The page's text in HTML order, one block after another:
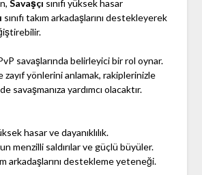
Savaşçı sınıfı yüksek hasar
sınıfı takım arkadaşlarını destekleyerek
savaşlarında belirleyici bir rol oynar.
zayıf yönlerini anlamak, rakiplerinizle
savaşmanıza yardımcı olacaktır.
hasar ve dayanıklılık.
menzilli saldırılar ve güçlü büyüler.
arkadaşlarını destekleme yeteneği.